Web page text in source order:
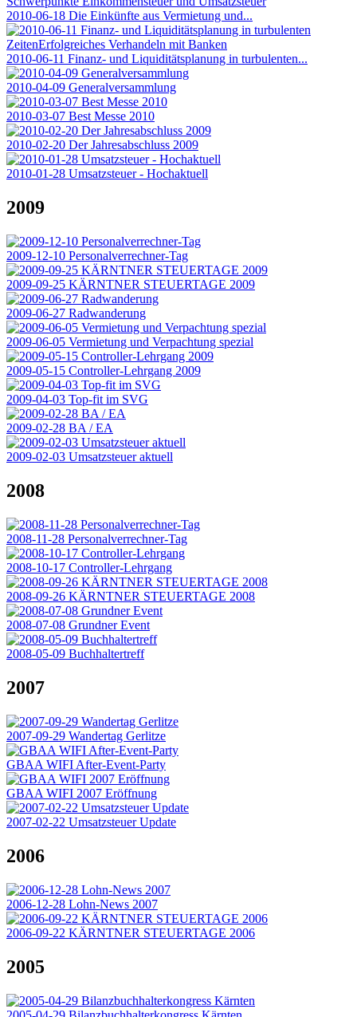
2010-06-18 Die Einkünfte aus Vermietung und...
2010-06-11 Finanz- und Liquiditätsplanung in turbulenten...
2010-04-09 Generalversammlung
2010-03-07 Best Messe 2010
2010-02-20 Der Jahresabschluss 2009
2010-01-28 Umsatzsteuer - Hochaktuell
2009
2009-12-10 Personalverrechner-Tag
2009-09-25 KÄRNTNER STEUERTAGE 2009
2009-06-27 Radwanderung
2009-06-05 Vermietung und Verpachtung spezial
2009-05-15 Controller-Lehrgang 2009
2009-04-03 Top-fit im SVG
2009-02-28 BA / EA
2009-02-03 Umsatzsteuer aktuell
2008
2008-11-28 Personalverrechner-Tag
2008-10-17 Controller-Lehrgang
2008-09-26 KÄRNTNER STEUERTAGE 2008
2008-07-08 Grundner Event
2008-05-09 Buchhaltertreff
2007
2007-09-29 Wandertag Gerlitze
GBAA WIFI After-Event-Party
GBAA WIFI 2007 Eröffnung
2007-02-22 Umsatzsteuer Update
2006
2006-12-28 Lohn-News 2007
2006-09-22 KÄRNTNER STEUERTAGE 2006
2005